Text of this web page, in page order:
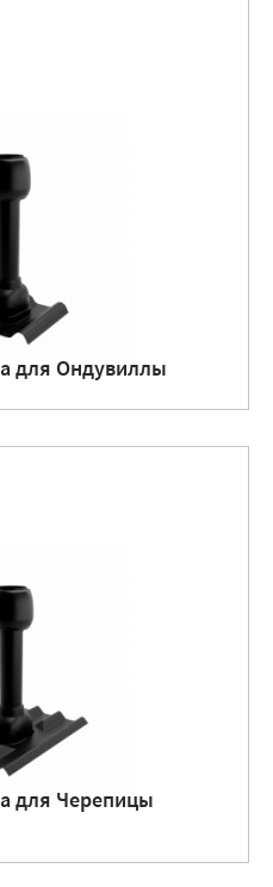
для Ондувиллы
для Черепицы